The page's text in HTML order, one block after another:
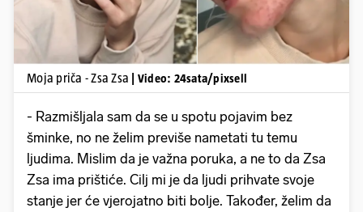
Moja priča - Zsa Zsa | Video: 24sata/pixsell
- Razmišljala sam da se u spotu pojavim bez
šminke, no ne želim previše nametati tu temu
ljudima. Mislim da je važna poruka, a ne to da Zsa
Zsa ima prištiće. Cilj mi je da ljudi prihvate svoje
stanje jer će vjerojatno biti bolje. Također, želim da